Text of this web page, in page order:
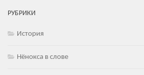
РУБРИКИ
История
Нёнокса в слове